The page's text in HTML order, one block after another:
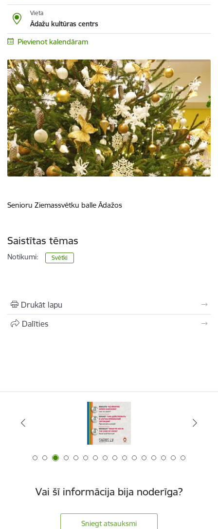
Vieta
Ādažu kultūras centrs
Pievienot kalendāram
Senioru Ziemassvētku balle Ādažos
Saistītas tēmas
Notikumi: Svētki
Drukāt lapu
Dalīties
Vai šī informācija bija noderīga?
Sniegt atsauksmi